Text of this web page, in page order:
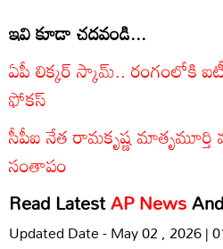
ఇవి కూడా చదవండి...
ఏపీ లిక్కర్ స్కామ్.. రంగంలోకి
ఫోకస్
సీపీఐ నేత రామకృష్ణ మాతృమూర్తి
సంతాపం
Read LatestAP NewsAnd
Updated Date - May 02 , 2026 |